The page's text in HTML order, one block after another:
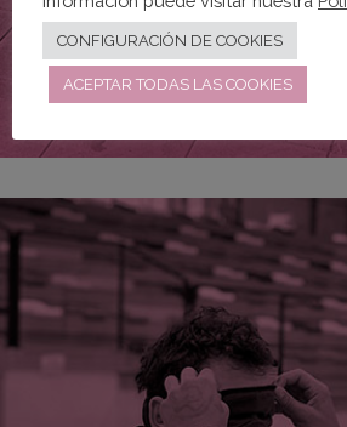
Reconocimientos
CONFIGURACIÓN DE COOKIES
ACEPTAR TODAS LAS COOKIES